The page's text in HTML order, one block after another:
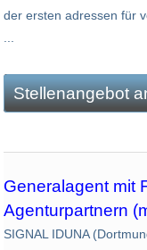
der ersten adressen für
Stellenangebot
Generalagent mit
Agenturpartnern
SIGNAL IDUNA